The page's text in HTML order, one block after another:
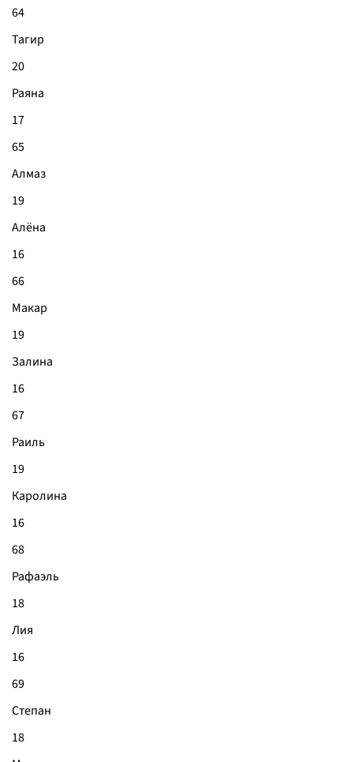
64
Тагир
20
Раяна
17
65
Алмаз
19
Алёна
16
66
Макар
19
Залина
16
67
Раиль
19
Каролина
16
68
Рафаэль
18
Лия
16
69
Степан
18